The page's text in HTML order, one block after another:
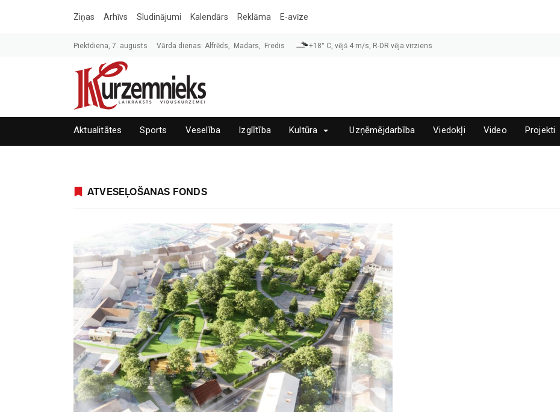
Ziņas Arhīvs Sludinājumi Kalendārs Reklāma E-avīze
Piektdiena, 7. augusts Vārda dienas: Alfrēds, Madars, Fredis +18° C, vējš 4 m/s, R-DR vēja virziens
Aktualitātes Sports Veselība Izglītība Kultūra Uzņēmējdarbība Viedokļi Video Projekti
ATVESEĻOŠANAS FONDS